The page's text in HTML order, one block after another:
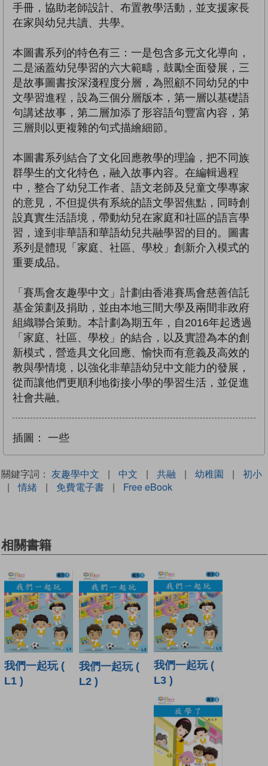
手冊，協助老師設計、布置教學活動，並支援家長
在家與幼兒共讀、共學。
本圖書系列的特色有三：一是包含多元文化導向，
二是涵蓋幼兒學習的六大範疇，鼓勵全面發展，三
是故事圖書按深淺程度分層，為照顧不同幼兒的中
文學習進程，設為三個分層版本，第一層以基礎語
句講述故事，第二層加添了形容語句豐富內容，第
三層則以更複雜的句式描繪細節。
本圖書系列結合了文化回應教學的理論，把不同族
群學生的文化特色，融入故事內容。在編輯過程
中，整合了幼兒工作者、語文老師及兒童文學專家
的意見，不但提供有系統的語文學習焦點，同時創
設真實生活語境，帶動幼兒在家庭和社區的語言學
習，達到非華語和華語幼兒共融學習的目的。圖書
系列是體現「家庭、社區、學校」創新介入模式的
重要成品。
「賽馬會友趣學中文」計劃由香港賽馬會慈善信託
基金策劃及捐助，並由本地三間大學及兩間非政府
組織聯合策動。本計劃為期五年，自2016年起透過
「家庭、社區、學校」的結合，以及實證為本的創
新模式，營造具文化回應、愉快而有意義及高效的
教與學情境，以強化非華語幼兒中文能力的發展，
從而讓他們更順利地銜接小學的學習生活，並促進
社會共融。
插圖： 一些
關鍵字詞： 友趣學中文 | 中文 | 共融 | 幼稚園 |
初小
|
情緒 | 免費電子書 | Free eBook
相關書籍
我們一起玩 (
L1 )
我們一起玩 (
L2 )
我們一起玩 (
L3 )